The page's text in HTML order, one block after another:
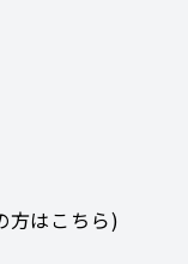
方はこちら)